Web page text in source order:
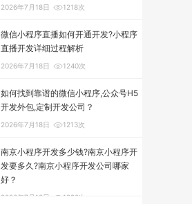
2026年7月18日 1218次
微信小程序直播如何开通开发?小程序
直播开发详细过程解析
2026年7月18日 1240次
如何找到靠谱的微信小程序,公众号H5
开发外包,定制开发公司？
2026年7月18日 1213次
南京小程序开发多少钱?南京小程序开
发要多久?南京小程序开发公司哪家
好？
2026年7月18日 1290次